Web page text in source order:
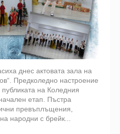
днес актовата зала на
Предколедно настроение
на Коледния
етап. Пъстра
превъплъщения,
народни с брейк...